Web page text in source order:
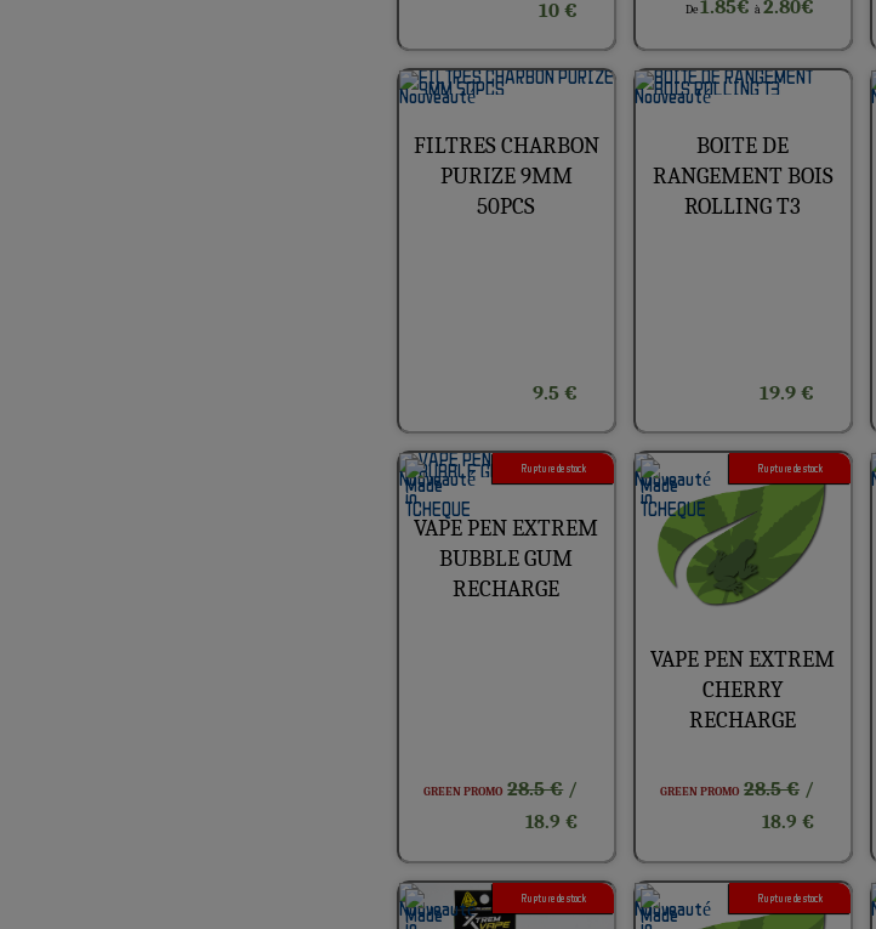
10 € De1.85€à2.80€
FILTRES CHARBON
PURIZE 9MM
50PCS
9.5 €
BOITE DE
RANGEMENT BOIS
ROLLING T3
19.9 €
Rupture de stock
VAPE PEN EXTREM
BUBBLE GUM
RECHARGE
GREEN PROMO 28.5 €/
18.9 €
Rupture de stock
VAPE PEN EXTREM
CHERRY
RECHARGE
GREEN PROMO 28.5 € /
18.9 €
Rupture de stock Rupture de stock